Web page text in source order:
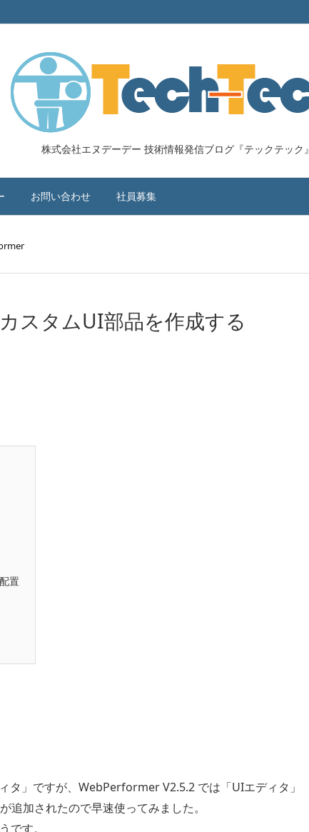
株式会社エヌデーデー 技術情報発信ブログ『テックテック』
お問い合わせ 社員募集
スタムUI部品を作成する
置
」ですが、WebPerformer V2.5.2 では「UIエディタ」
加されたので早速使ってみました。
です。